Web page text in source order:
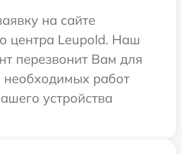
на сайте
центра Leupold. Наш
перезвонит Вам для
необходимых работ
устройства